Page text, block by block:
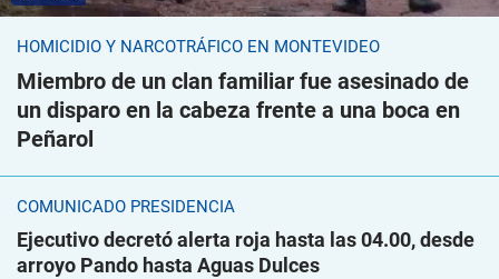
HOMICIDIO Y NARCOTRÁFICO EN MONTEVIDEO
Miembro de un clan familiar fue asesinado de
un disparo en la cabeza frente a una boca en
Peñarol
COMUNICADO PRESIDENCIA
Ejecutivo decretó alerta roja hasta las 04.00, desde
arroyo Pando hasta Aguas Dulces